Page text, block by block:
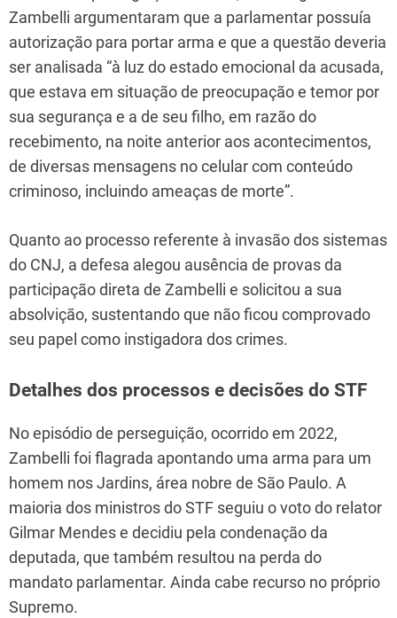
Zambelli argumentaram que a parlamentar possuía
autorização para portar arma e que a questão deveria
ser analisada “à luz do estado emocional da acusada,
que estava em situação de preocupação e temor por
sua segurança e a de seu filho, em razão do
recebimento, na noite anterior aos acontecimentos,
de diversas mensagens no celular com conteúdo
criminoso, incluindo ameaças de morte”.
Quanto ao processo referente à invasão dos sistemas
do CNJ, a defesa alegou ausência de provas da
participação direta de Zambelli e solicitou a sua
absolvição, sustentando que não ficou comprovado
seu papel como instigadora dos crimes.
Detalhes dos processos e decisões do STF
No episódio de perseguição, ocorrido em 2022,
Zambelli foi flagrada apontando uma arma para um
homem nos Jardins, área nobre de São Paulo. A
maioria dos ministros do STF seguiu o voto do relator
Gilmar Mendes e decidiu pela condenação da
deputada, que também resultou na perda do
mandato parlamentar. Ainda cabe recurso no próprio
Supremo.